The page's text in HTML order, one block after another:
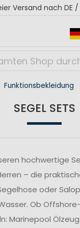
RÉGATES
Funktionsbekleidung
SEGEL SETS
hochwertige
– die
oder
Ob
Marinepool